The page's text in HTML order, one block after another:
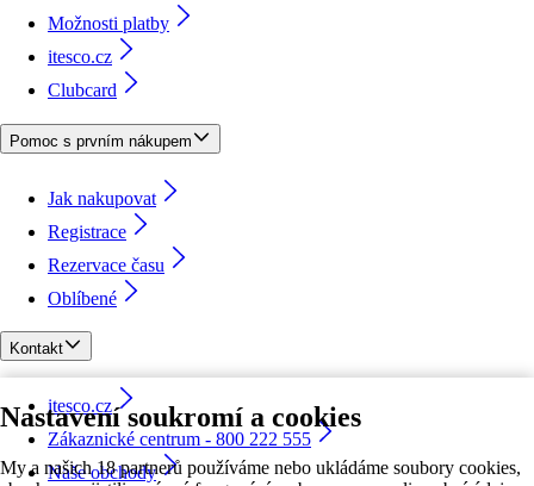
Nastavení soukromí a cookies
My a našich 18 partnerů používáme nebo ukládáme soubory cookies,
Možnosti platby
itesco.cz
Clubcard
Pomoc s prvním nákupem
Jak nakupovat
Registrace
Rezervace času
Oblíbené
Kontakt
itesco.cz
Zákaznické centrum - 800 222 555
Naše obchody